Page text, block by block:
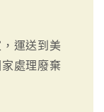
運送到美
處理廢棄